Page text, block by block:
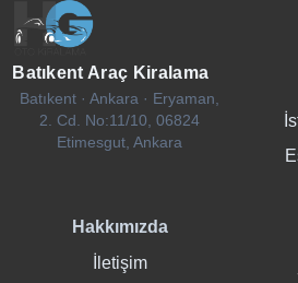
Batıkent Araç Kiralama
Batıkent · Ankara · Eryaman,
2. Cd. No:11/10, 06824
Etimesgut, Ankara
Hakkımızda
İletişim